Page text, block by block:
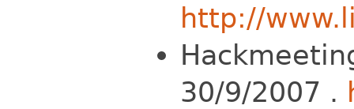
http://
30/9/2007 .